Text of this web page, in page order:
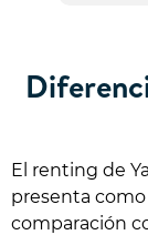
El renting de
presenta
comparación